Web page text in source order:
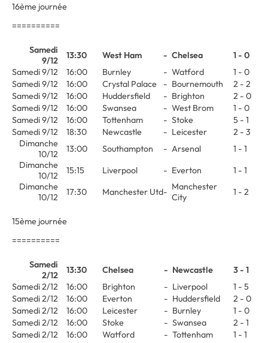
16ème journée
==========
Samedi
9/12
13:30 West Ham - Chelsea
1 - 0
Samedi 9/12
16:00 Burnley - Watford
1 - 0
Samedi 9/12
16:00 Crystal Palace - Bournemouth
2 - 2
Samedi 9/12
16:00 Huddersfield - Brighton
2 - 0
Samedi 9/12
16:00 Swansea - West Brom
1 - 0
Samedi 9/12
16:00 Tottenham - Stoke
5 - 1
Samedi 9/12
18:30 Newcastle - Leicester
2 - 3
Dimanche
10/12
13:00 Southampton - Arsenal
1 - 1
Dimanche
10/12
15:15 Liverpool - Everton
1 - 1
Dimanche
10/12
17:30 Manchester Utd- Manchester
City
1 - 2
15ème journée
==========
Samedi
2/12
13:30 Chelsea - Newcastle
3 - 1
Samedi 2/12
16:00 Brighton - Liverpool
1 - 5
Samedi 2/12
16:00 Everton - Huddersfield
2 - 0
Samedi 2/12
16:00 Leicester - Burnley
1 - 0
Samedi 2/12
16:00 Stoke - Swansea
2 - 1
Samedi 2/12
16:00 Watford - Tottenham
1 - 1